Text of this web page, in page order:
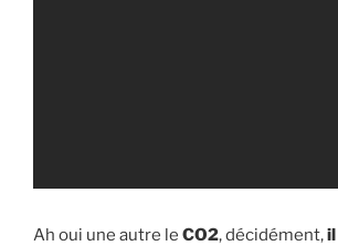
Ah oui une autre le CO2, décidément,